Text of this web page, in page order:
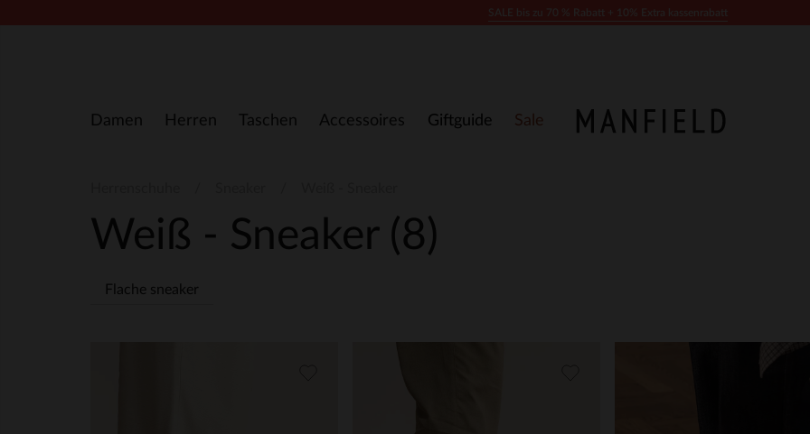
Damen Herren Taschen Accessoires Giftguide Sale
Weiß - Sneaker (8)
Flache sneaker